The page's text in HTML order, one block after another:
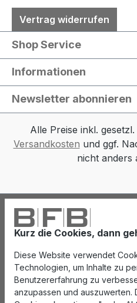
Kurz die Cookies, dann
Diese Website verwendet
Technologien, um Inhalte zu
Benutzererfahrung zu
anzupassen und auszuwerten.
Vertrag widerrufen
Shop Service
Informationen
Newsletter abonnieren
Alle Preise inkl.
Versandkosten und ggf.
nicht anders